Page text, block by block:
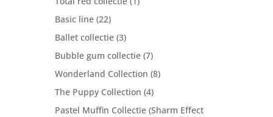
Basic line (22)
Ballet collectie (3)
Bubble gum collectie (7)
Wonderland Collection (8)
The Puppy Collection (4)
Pastel Muffin Collectie (Sharm Effect